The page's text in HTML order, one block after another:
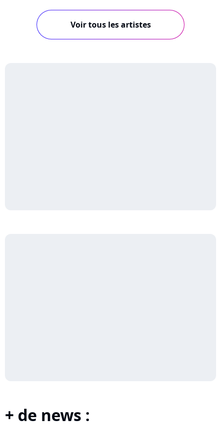
Voir tous les artistes
+ de news :